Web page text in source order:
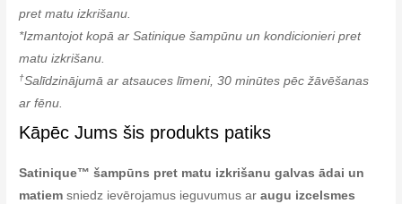
pret matu izkrišanu.
*Izmantojot kopā ar Satinique šampūnu un kondicionieri pret
matu izkrišanu.
†Salīdzinājumā ar atsauces līmeni, 30 minūtes pēc žāvēšanas
ar fēnu.
Kāpēc Jums šis produkts patiks
Satinique™ šampūns pret matu izkrišanu galvas ādai un
matiem sniedz ievērojamus ieguvumus araugu izcelsmes